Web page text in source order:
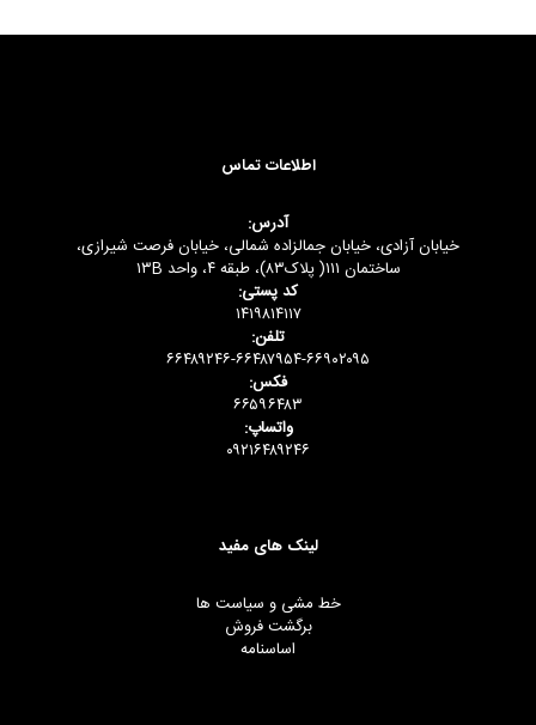
اطلاعات تماس
آدرس:
خیابان آزادی، خیابان جمالزاده شمالی، خیابان فرصت شیرازی،
ساختمان ۱۱۱( پلاک۸۳)، طبقه ۴، واحد ۱۳B
کد پستی:
۱۴۱۹۸۱۴۱۱۷
تلفن:
۶۶۴۸۹۲۴۶-۶۶۴۸۷۹۵۴-۶۶۹۰۲۰۹۵
فکس:
۶۶۵۹۶۴۸۳
واتساپ:
۰۹۲۱۶۴۸۹۲۴۶
لینک های مفید
خط مشی و سیاست ها
برگشت فروش
اساسنامه